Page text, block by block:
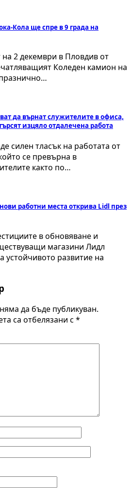
Кола ще спре в 9 града на
на 2 декември в Пловдив от
Коледен камион на
да върнат служителите в офиса,
изцяло отдалечена работа
силен тласък на работата от
се превърна в
както по…
работни места открива Lidl през
в обновяване и
магазини Лидл
устойчивото развитие на
да бъде публикуван.
са отбелязани с *